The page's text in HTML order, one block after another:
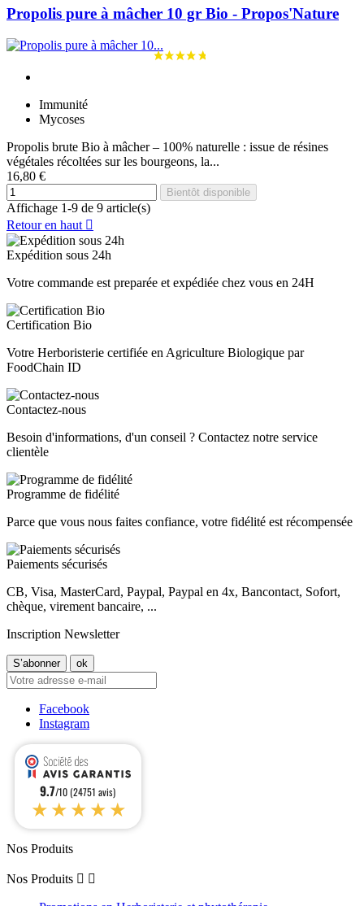
Propolis pure à mâcher 10 gr Bio - Propos'Nature
Immunité
Mycoses
Propolis brute Bio à mâcher – 100% naturelle : issue de résines
végétales récoltées sur les bourgeons, la...
16,80 €
Bientôt disponible
Affichage 1-9 de 9 article(s)
Retour en haut 
Expédition sous 24h
Votre commande est preparée et expédiée chez vous en 24H
Certification Bio
Votre Herboristerie certifiée en Agriculture Biologique par
FoodChain ID
Contactez-nous
Besoin d'informations, d'un conseil ? Contactez notre service
clientèle
Programme de fidélité
Parce que vous nous faites confiance, votre fidélité est récompensée
Paiements sécurisés
CB, Visa, MasterCard, Paypal, Paypal en 4x, Bancontact, Sofort,
chèque, virement bancaire, ...
Inscription Newsletter
Facebook
Instagram
9.7/10 (24751 avis)
★★★★★
Nos Produits
Nos Produits  